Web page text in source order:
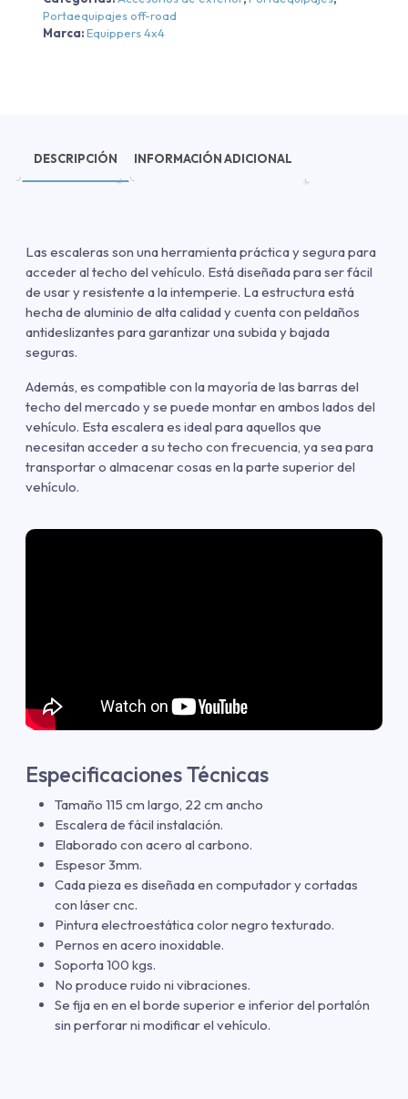
Portaequipajes off-road
Marca:Equippers 4x4
DESCRIPCIÓN INFORMACIÓN ADICIONAL
Las escaleras son una herramienta práctica y segura para
acceder al techo del vehículo. Está diseñada para ser fácil
de usar y resistente a la intemperie. La estructura está
hecha de aluminio de alta calidad y cuenta con peldaños
antideslizantes para garantizar una subida y bajada
seguras.
Además, es compatible con la mayoría de las barras del
techo del mercado y se puede montar en ambos lados del
vehículo. Esta escalera es ideal para aquellos que
necesitan acceder a su techo con frecuencia, ya sea para
transportar o almacenar cosas en la parte superior del
vehículo.
Especificaciones Técnicas
Tamaño 115 cm largo, 22 cm ancho
Escalera de fácil instalación.
Elaborado con acero al carbono.
Espesor 3mm.
Cada pieza es diseñada en computador y cortadas
con láser cnc.
Pintura electroestática color negro texturado.
Pernos en acero inoxidable.
Soporta 100 kgs.
No produce ruido ni vibraciones.
Se fija en en el borde superior e inferior del portalón
sin perforar ni modificar el vehículo.